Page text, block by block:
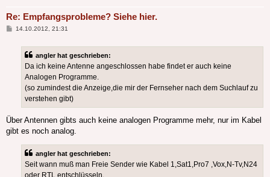
Re: Empfangsprobleme? Siehe hier.
Beitrag
14.10.2012, 21:31
angler hat geschrieben:
Da ich keine Antenne angeschlossen habe findet er auch keine
Analogen Programme.
(so zumindest die Anzeige,die mir der Fernseher nach dem Suchlauf zu
verstehen gibt)
Über Antennen gibts auch keine analogen Programme mehr, nur im Kabel
gibt es noch analog.
angler hat geschrieben:
Seit wann muß man Freie Sender wie Kabel 1,Sat1,Pro7 ,Vox,N-Tv,N24
oder RTL entschlüsseln.